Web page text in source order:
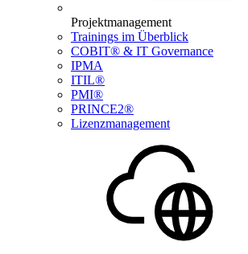
Projektmanagement
Trainings im Überblick
COBIT® & IT Governance
IPMA
ITIL®
PMI®
PRINCE2®
Lizenzmanagement